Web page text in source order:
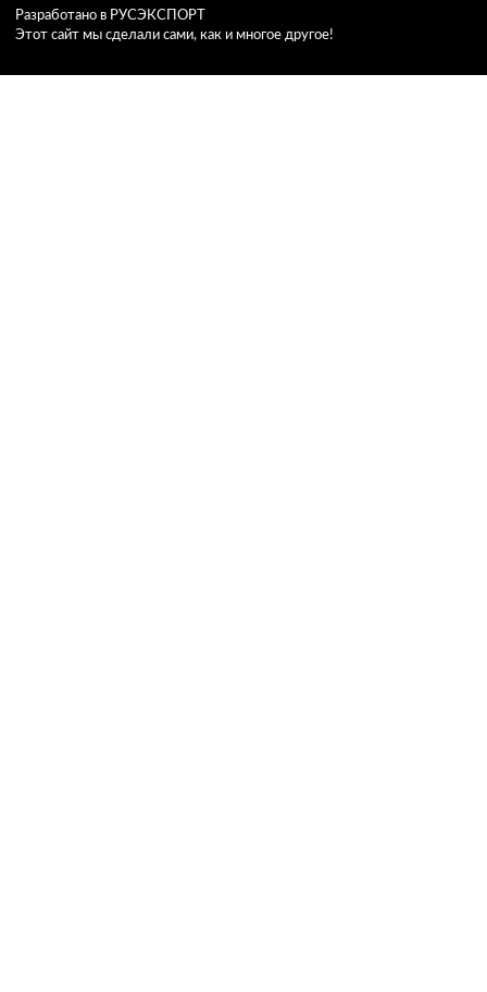
Разработано в РУСЭКСПОРТ
Этот сайт мы сделали сами, как и многое другое!